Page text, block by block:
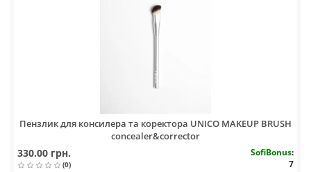
Пензлик для консилера та коректора UNICO MAKEUP BRUSH
concealer&corrector
330.00 грн.
(0)
SofiBonus:
7